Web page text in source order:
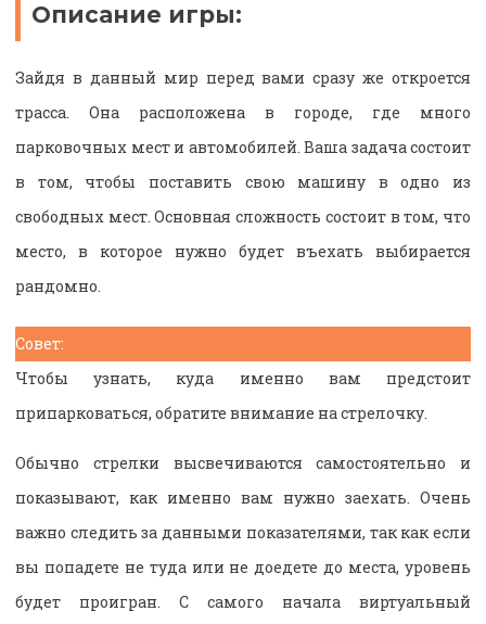
Описание игры:
Зайдя в данный мир перед вами сразу же откроется
трасса. Она расположена в городе, где много
парковочных мест и автомобилей. Ваша задача состоит
в том, чтобы поставить свою машину в одно из
свободных мест. Основная сложность состоит в том, что
место, в которое нужно будет въехать выбирается
рандомно.
Совет:
Чтобы узнать, куда именно вам предстоит
припарковаться, обратите внимание на стрелочку.
Обычно стрелки высвечиваются самостоятельно и
показывают, как именно вам нужно заехать. Очень
важно следить за данными показателями, так как если
вы попадете не туда или не доедете до места, уровень
будет проигран. С самого начала виртуальный